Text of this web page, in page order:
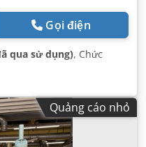
Gọi điện
qua sử dụng), Chức
Quảng cáo nhỏ